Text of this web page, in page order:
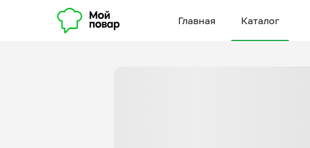
Главная Каталог